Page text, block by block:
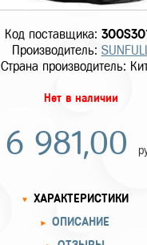
Код поставщика:
Производитель: SUNFULL
Страна производитель:
Нет в наличии
6 981,00